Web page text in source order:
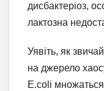
дисбактеріоз,
лактозна
Уявіть, як
на джерело
E.coli